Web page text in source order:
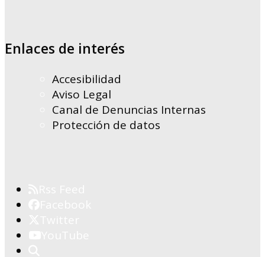
Enlaces de interés
Accesibilidad
Aviso Legal
Canal de Denuncias Internas
Protección de datos